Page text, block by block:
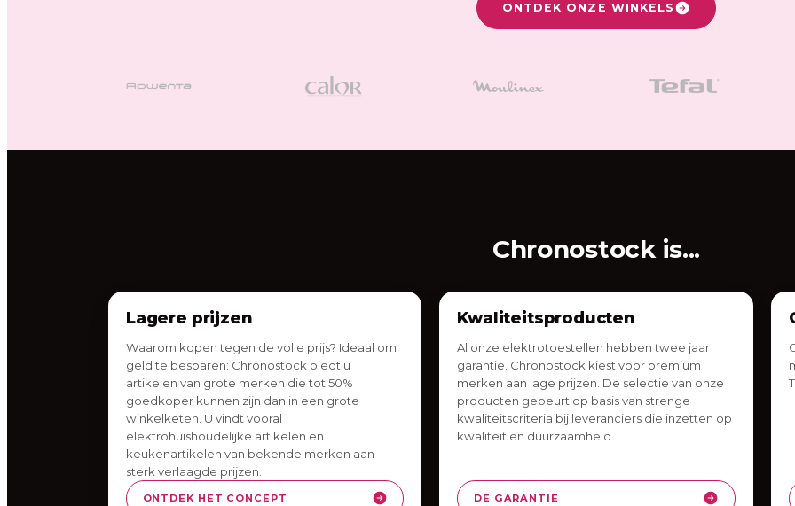
ONTDEK ONZE WINKELS
Chronostock is...
Lagere prijzen
Waarom kopen tegen de volle prijs? Ideaal om
geld te besparen: Chronostock biedt u
artikelen van grote merken die tot 50%
goedkoper kunnen zijn dan in een grote
winkelketen. U vindt vooral
elektrohuishoudelijke artikelen en
keukenartikelen van bekende merken aan
sterk verlaagde prijzen.
ONTDEK HET CONCEPT
Kwaliteitsproducten
Al onze elektrotoestellen hebben twee jaar
garantie. Chronostock kiest voor premium
merken aan lage prijzen. De selectie van onze
producten gebeurt op basis van strenge
kwaliteitscriteria bij leveranciers die inzetten op
kwaliteit en duurzaamheid.
DE GARANTIE